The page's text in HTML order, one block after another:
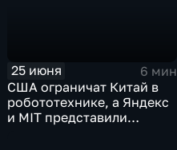
25 июня
6 мин
США ограничат Китай в
робототехнике, а Яндекс
и MIT представили